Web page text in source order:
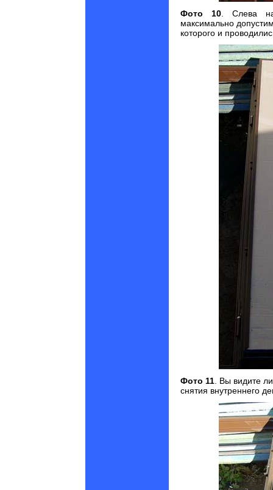
Фото 10. Слева
максимально
которого и
Фото 11 . Вы видите
снятия внутреннего